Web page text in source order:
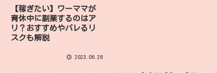
【稼ぎたい】ワーママが
育休中に副業するのはア
リ？おすすめやバレるリ
スクも解説
2023.06.28